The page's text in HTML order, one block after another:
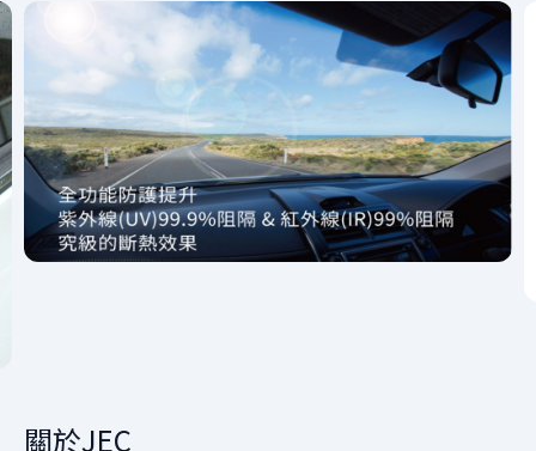
公司理念
關於JEC